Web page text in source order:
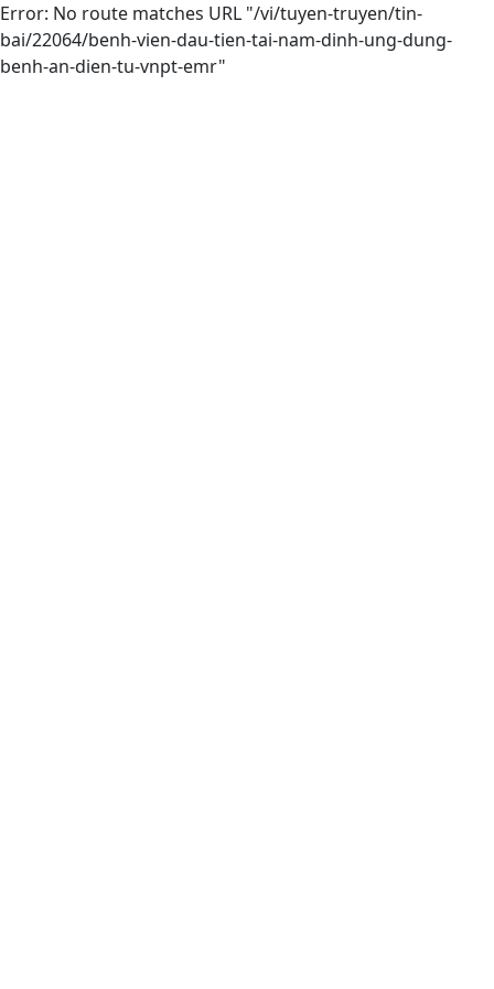
Error: No route matches URL "/vi/tuyen-truyen/tin-
bai/22064/benh-vien-dau-tien-tai-nam-dinh-ung-dung-
benh-an-dien-tu-vnpt-emr"